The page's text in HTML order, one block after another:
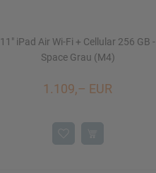
11" iPad Air Wi-Fi + Cellular 256 GB -
Space Grau (M4)
1.109,– EUR